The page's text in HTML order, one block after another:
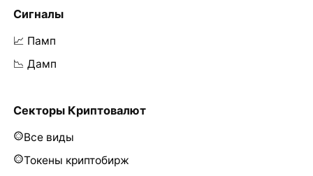
Сигналы
📈 Памп
📉 Дамп
Секторы Криптовалют
Все виды
Токены криптобирж